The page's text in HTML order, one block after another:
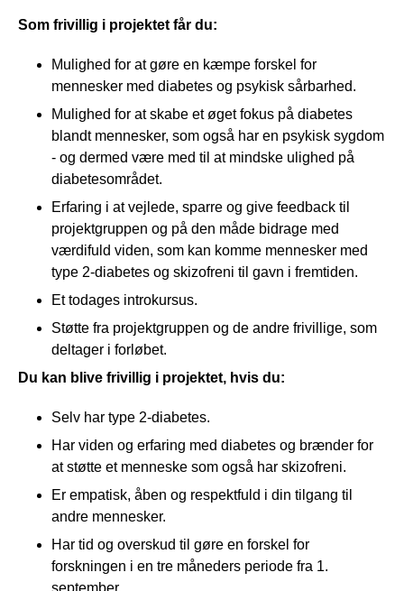
Som frivillig i projektet får du:
Mulighed for at gøre en kæmpe forskel for
mennesker med diabetes og psykisk sårbarhed.
Mulighed for at skabe et øget fokus på diabetes
blandt mennesker, som også har en psykisk sygdom
- og dermed være med til at mindske ulighed på
diabetesområdet.
Erfaring i at vejlede, sparre og give feedback til
projektgruppen og på den måde bidrage med
værdifuld viden, som kan komme mennesker med
type 2-diabetes og skizofreni til gavn i fremtiden.
Et todages introkursus.
Støtte fra projektgruppen og de andre frivillige, som
deltager i forløbet.
Du kan blive frivillig i projektet, hvis du:
Selv har type 2-diabetes.
Har viden og erfaring med diabetes og brænder for
at støtte et menneske som også har skizofreni.
Er empatisk, åben og respektfuld i din tilgang til
andre mennesker.
Har tid og overskud til gøre en forskel for
forskningen i en tre måneders periode fra 1.